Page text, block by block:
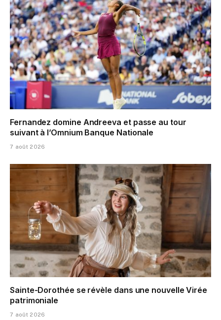
Fernandez domine Andreeva et passe au tour
suivant à l’Omnium Banque Nationale
7 août 2026
Sainte-Dorothée se révèle dans une nouvelle Virée
patrimoniale
7 août 2026